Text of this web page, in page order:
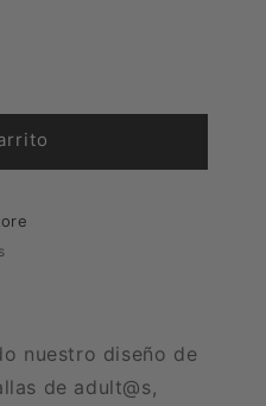
nuestro diseño de
de adult@s,